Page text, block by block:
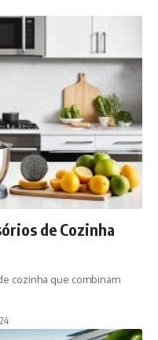
de Cozinha
cozinha que combinam